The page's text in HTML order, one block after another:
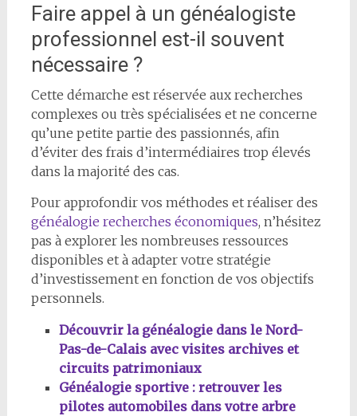
Faire appel à un généalogiste
professionnel est-il souvent
nécessaire ?
Cette démarche est réservée aux recherches
complexes ou très spécialisées et ne concerne
qu’une petite partie des passionnés, afin
d’éviter des frais d’intermédiaires trop élevés
dans la majorité des cas.
Pour approfondir vos méthodes et réaliser des
généalogie recherches économiques, n’hésitez
pas à explorer les nombreuses ressources
disponibles et à adapter votre stratégie
d’investissement en fonction de vos objectifs
personnels.
Découvrir la généalogie dans le Nord-
Pas-de-Calais avec visites archives et
circuits patrimoniaux
Généalogie sportive : retrouver les
pilotes automobiles dans votre arbre